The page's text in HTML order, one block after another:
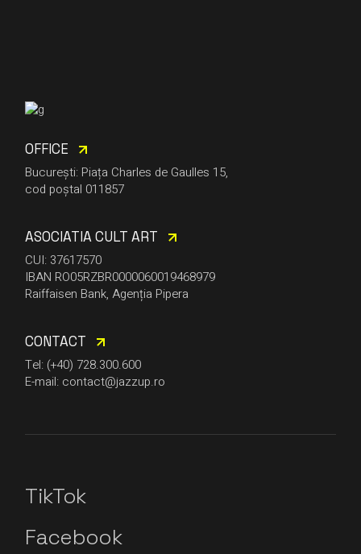
OFFICE
București: Piața Charles de Gaulles 15,
cod poștal 011857
ASOCIATIA CULT ART
CUI: 37617570
IBAN RO05RZBR0000060019468979
Raiffaisen Bank, Agenția Pipera
CONTACT
Tel: (+40) 728.300.600
E-mail: contact@jazzup.ro
TikTok
Facebook